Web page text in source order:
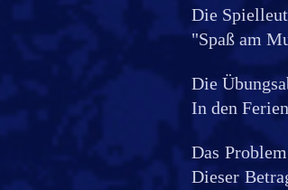
Die
"Spaß am
Die
In den
Das
Dieser